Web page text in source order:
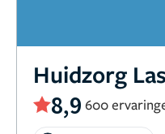
Huidzorg
8,9 600